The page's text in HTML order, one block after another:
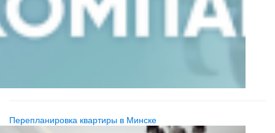
Перепланировка квартиры в Минске